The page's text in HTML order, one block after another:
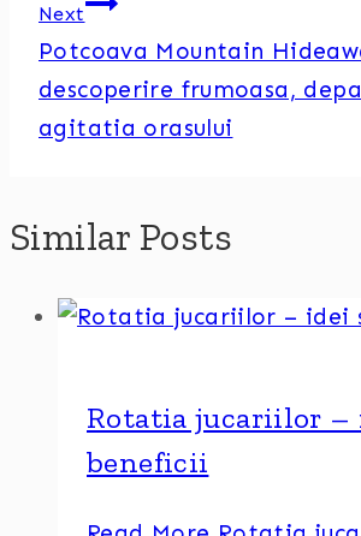
Next
Potcoava Mountain
descoperire frumoasa,
agitatia orasului
Similar Posts
Rotatia jucariilor –
beneficii